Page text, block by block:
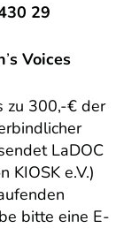
29
’s Voices
zu 300,-€ der
LaDOC
KIOSK e.V.)
bitte eine E-